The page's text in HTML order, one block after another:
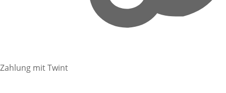
Zahlung mit Twint